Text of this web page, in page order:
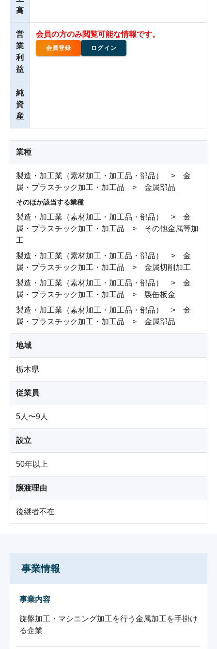
高
営
業
利
益
会員の方のみ閲覧可能な情報です。
会員登録 ログイン
純
資
産
業種
製造・加工業（素材加工・加工品・部品） > 金
属・プラスチック加工・加工品 > 金属部品
そのほか該当する業種
製造・加工業（素材加工・加工品・部品） > 金
属・プラスチック加工・加工品 > その他金属等加
工
製造・加工業（素材加工・加工品・部品） > 金
属・プラスチック加工・加工品 > 金属切削加工
製造・加工業（素材加工・加工品・部品） > 金
属・プラスチック加工・加工品 > 製缶板金
製造・加工業（素材加工・加工品・部品） > 金
属・プラスチック加工・加工品 > 金属部品
地域
栃木県
従業員
5人〜9人
設立
50年以上
譲渡理由
後継者不在
事業情報
事業内容
旋盤加工・マシニング加工を行う金属加工を手掛け
る企業